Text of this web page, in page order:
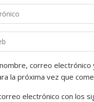
correo
la próxima vez que
electrónico con los